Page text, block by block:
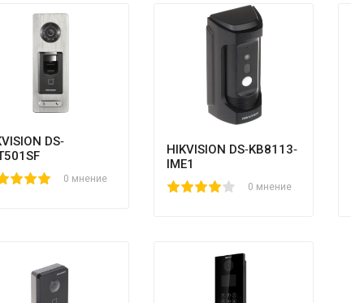
DS‐
0 мнение
HIKVISION DS‐KB8113‐
IME1
80 0 мнение
100 1 2